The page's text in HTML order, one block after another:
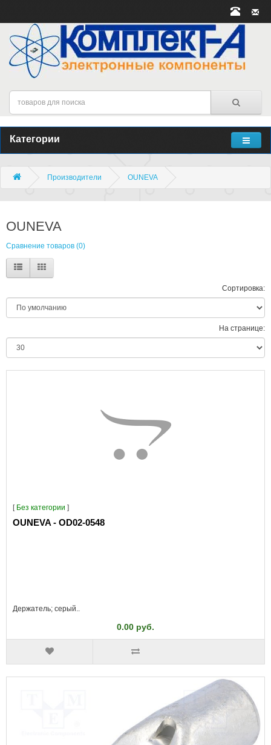
Категории
Производители OUNEVA
OUNEVA
Сравнение товаров (0)
Сортировка:
На странице:
[ Без категории ]
OUNEVA - OD02-0548
Держатель; серый..
0.00 руб.